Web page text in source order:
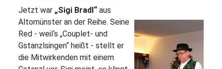
Jetzt war „Sigi Bradl“ aus
Altomünster an der Reihe. Seine
Red - weil‘s „Couplet- und
Gstanzlsingen“ heißt - stellt er
die Mitwirkenden mit einem